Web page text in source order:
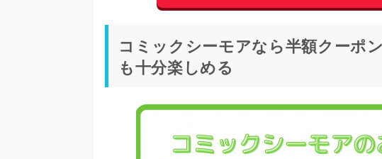
コミックシーモアなら半額クーポ
も十分楽しめる